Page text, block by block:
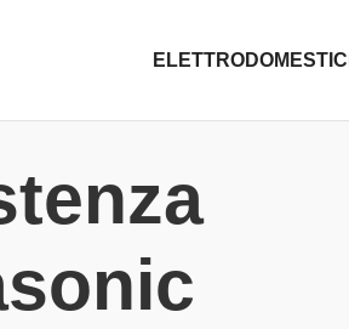
ELETTRODOMESTICI